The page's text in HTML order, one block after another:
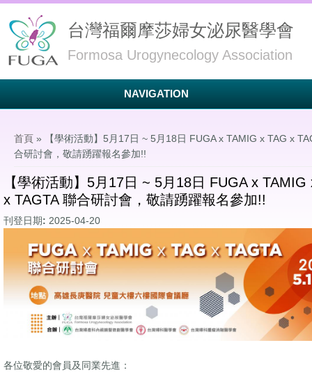
台灣福爾摩莎婦女泌尿醫學會
Formosa Urogynecology Association
NAVIGATION
首頁 » 【學術活動】5月17日 ~ 5月18日 FUGA x TAMIG x TAG x
合研討會，敬請踴躍報名參加!!
【學術活動】5月17日 ~ 5月18日 FUGA x TAMIG
x TAGTA 聯合研討會，敬請踴躍報名參加!!
刊登日期: 2025-04-20
各位敬愛的會員及同業先進：